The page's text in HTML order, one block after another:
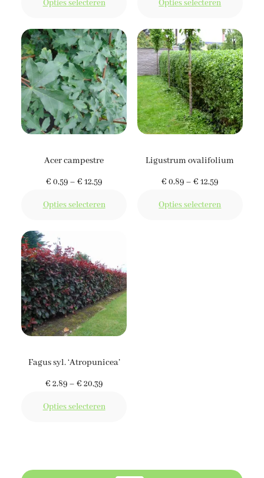
Opties selecteren Opties selecteren
Acer campestre
€ 0,59 – € 12,59Prijsklasse:
tot
Opties selecteren
Ligustrum ovalifolium
€ 0,89 – € 12,59Prijsklasse:
tot
Opties selecteren
Fagus syl. ‘Atropunicea’
€ 2,89 – € 20,39Prijsklasse:
tot
Opties selecteren